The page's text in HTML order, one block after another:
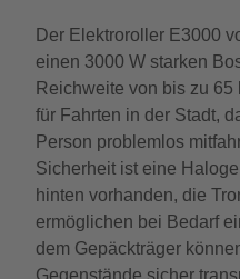
Der Elektroroller E3000
einen 3000 W starken
Reichweite von bis zu 65
für Fahrten in der Stadt,
Person problemlos
Sicherheit ist eine
hinten vorhanden, die
ermöglichen bei Bedarf
dem Gepäckträger
Gegenstände sicher